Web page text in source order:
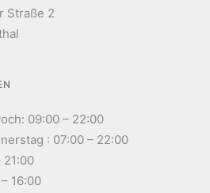
Straße 2
09:00 – 22:00
: 07:00 – 22:00
21:00
16:00